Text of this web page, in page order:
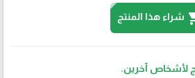
شراء هذا المنتج
لأشخاص آخرين.